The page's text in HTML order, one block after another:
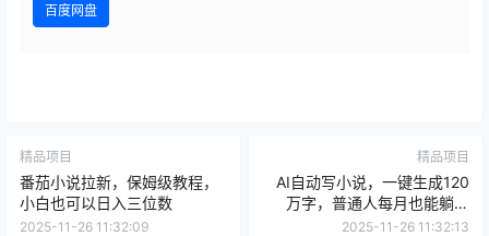
百度网盘
精品项目
番茄小说拉新，保姆级教程，
小白也可以日入三位数
2025-11-26 11:32:09
精品项目
AI自动写小说，一键生成120
万字，普通人每月也能躺赚
2w+
2025-11-26 11:32:13